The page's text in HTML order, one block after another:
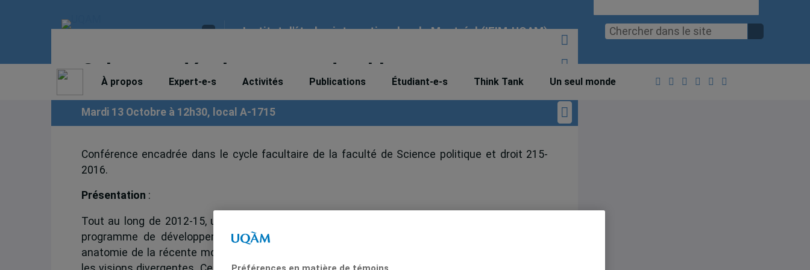
Institut d'études internationales de Montréal (IEIM-UQAM)
À propos Expert-e-s Activités Publications Étudiant-e-s Think Tank Un seul monde
Culture et développement durable
Mardi 13 Octobre à 12h30, local A-1715
Conférence encadrée dans le cycle facultaire de la faculté de Science politique et droit 215-
2016.
Présentation :
Tout au long de 2012-15, un grand nombre d’acteurs ont cherché à inclure la culture dans le
programme de développement des Nations Unies après 2015. Cette conférence offre une
anatomie de la récente mobilisation internationale afin de comprendre les clivages actuels et